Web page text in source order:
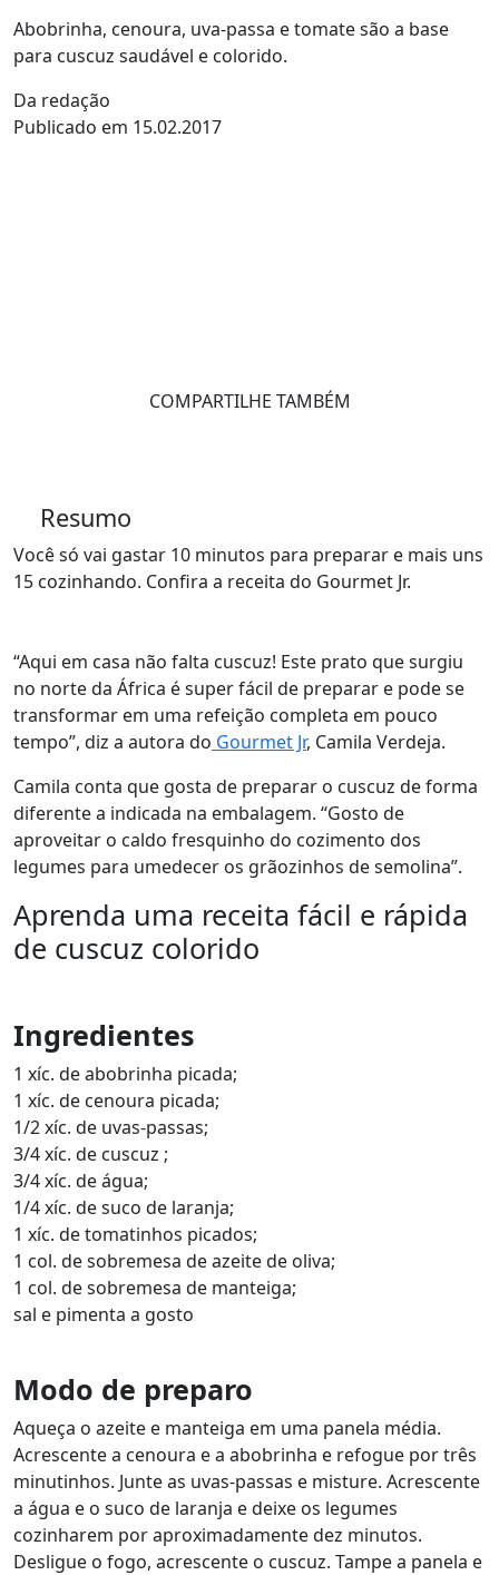
Abobrinha, cenoura, uva-passa e tomate são a base
para cuscuz saudável e colorido.
Da redação
Publicado em 15.02.2017
COMPARTILHE TAMBÉM
Resumo
Você só vai gastar 10 minutos para preparar e mais uns
15 cozinhando. Confira a receita do Gourmet Jr.
“Aqui em casa não falta cuscuz! Este prato que surgiu
no norte da África é super fácil de preparar e pode se
transformar em uma refeição completa em pouco
tempo”, diz a autora do Gourmet Jr, Camila Verdeja.
Camila conta que gosta de preparar o cuscuz de forma
diferente a indicada na embalagem. “Gosto de
aproveitar o caldo fresquinho do cozimento dos
legumes para umedecer os grãozinhos de semolina”.
Aprenda uma receita fácil e rápida
de cuscuz colorido
Ingredientes
1 xíc. de abobrinha picada;
1 xíc. de cenoura picada;
1/2 xíc. de uvas-passas;
3/4 xíc. de cuscuz ;
3/4 xíc. de água;
1/4 xíc. de suco de laranja;
1 xíc. de tomatinhos picados;
1 col. de sobremesa de azeite de oliva;
1 col. de sobremesa de manteiga;
sal e pimenta a gosto
Modo de preparo
Aqueça o azeite e manteiga em uma panela média.
Acrescente a cenoura e a abobrinha e refogue por três
minutinhos. Junte as uvas-passas e misture. Acrescente
a água e o suco de laranja e deixe os legumes
cozinharem por aproximadamente dez minutos.
Desligue o fogo, acrescente o cuscuz. Tampe a panela e